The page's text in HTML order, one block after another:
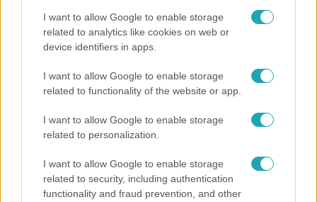
I want to allow Google to enable storage
related to analytics like cookies on web or
device identifiers in apps.
I want to allow Google to enable storage
related to functionality of the website or app.
I want to allow Google to enable storage
related to personalization.
I want to allow Google to enable storage
related to security, including authentication
functionality and fraud prevention, and other
2026. március 21. 12:00
Pándi Balázst nem az érték érdekli igazán a
tárgyaknál
Pándi Balázs „A legjobb ajánlat” előtt mesélt: számára a
tárgyak története fontosabb, mint az értékük.